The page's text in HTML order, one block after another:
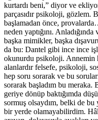
kurtardı beni,” diyor ve
parçasıdır psikoloji, gözlem.
başlamadan önce,
neden yaptığını.
başka mimikler, başka
da bu: Dantel gibi ince ince
okunurdu psikoloji. Annemin
alanlardır felsefe, psikoloji,
hep soru sorarak ve bu
sorarak başladım bu meraka.
geriye dönüp baktığımda
sormuş olsaydım, belki de
bir yerde olamayabilirdim.